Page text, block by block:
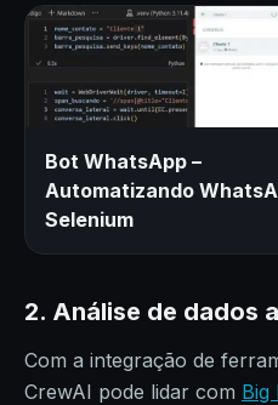
Bot WhatsApp –
Automatizando
Selenium
2. Análise de dados
Com a integração de
CrewAI pode lidar com Big